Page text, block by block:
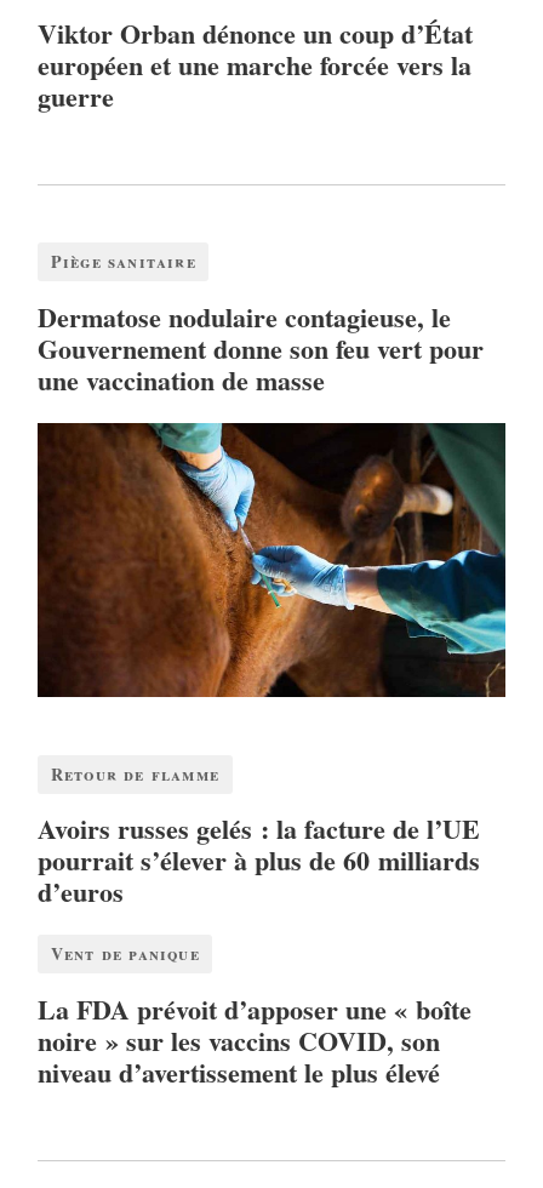
Viktor Orban dénonce un coup d’État
européen et une marche forcée vers la
guerre
Piège sanitaire
Dermatose nodulaire contagieuse, le
Gouvernement donne son feu vert pour
une vaccination de masse
Retour de flamme
Avoirs russes gelés : la facture de l’UE
pourrait s’élever à plus de 60 milliards
d’euros
Vent de panique
La FDA prévoit d’apposer une « boîte
noire » sur les vaccins COVID, son
niveau d’avertissement le plus élevé